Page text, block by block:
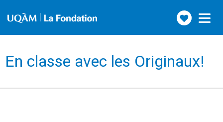
Faire
un
Toggle
navigation
En classe avec les Originaux!